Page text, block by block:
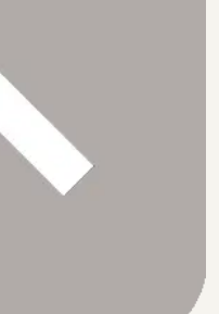
ただけます。
め、お早めにお支払をお願いし
ールに記載しております。
す。